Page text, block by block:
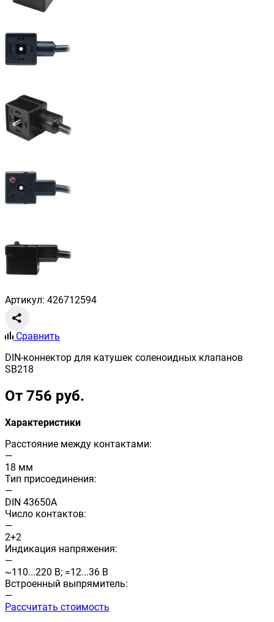
Артикул: 426712594
Сравнить
DIN-коннектор для катушек соленоидных клапанов
SB218
От 756 руб.
Характеристики
Расстояние между контактами:
—
18 мм
Тип присоединения:
—
DIN 43650A
Число контактов:
—
2+2
Индикация напряжения:
—
~110...220 В; =12...36 В
Встроенный выпрямитель:
—
Рассчитать стоимость